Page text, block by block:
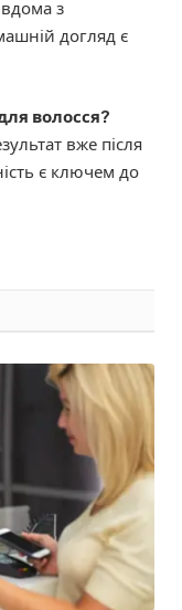
вдома з
догляд є
волосся?
вже після
є ключем до